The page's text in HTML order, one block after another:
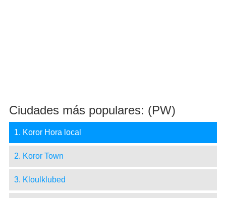
Ciudades más populares: (PW)
1. Koror Hora local
2. Koror Town
3. Kloulklubed